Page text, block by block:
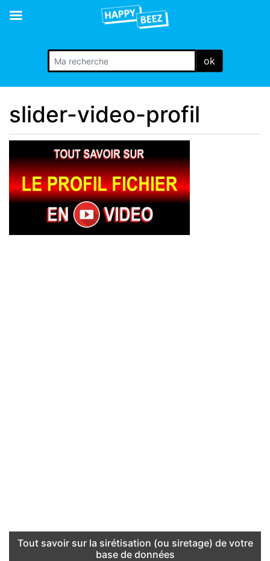
ok
slider-video-profil
Tout savoir sur la sirétisation (ou siretage) de votre
base de données